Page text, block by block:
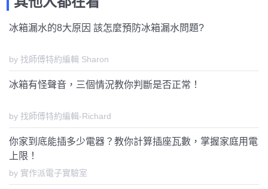
冰箱漏水的8大原因 該怎麼預防冰箱漏水問題?
by 找師傅特約編輯 Sharon
冰箱有怪聲音，三個情況教你判斷是否正常！
by 找師傅特約編輯-Richard
你家到底能插多少電器？教你計算插座瓦數，掌握家庭用電
上限！
by 實作派電子實驗室